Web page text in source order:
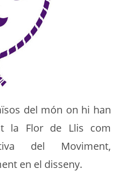
del món on hi han
la Flor de Llis com
del Moviment,
en el disseny.